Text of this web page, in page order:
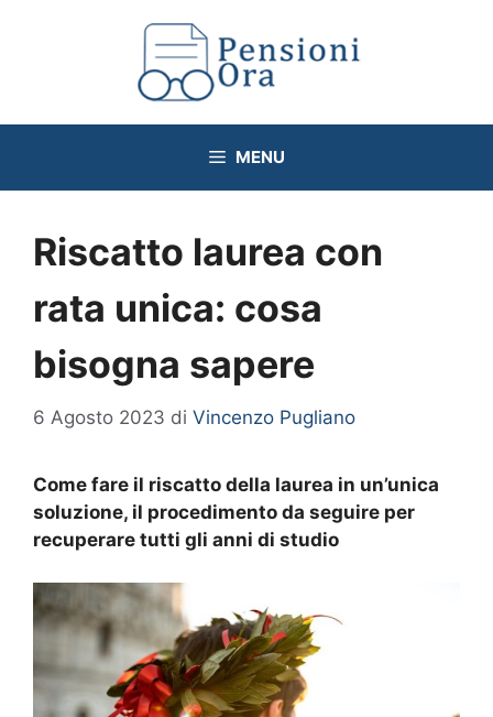
MENU
Riscatto laurea con
rata unica: cosa
bisogna sapere
6 Agosto 2023 di Vincenzo Pugliano
Come fare il riscatto della laurea in un’unica
soluzione, il procedimento da seguire per
recuperare tutti gli anni di studio